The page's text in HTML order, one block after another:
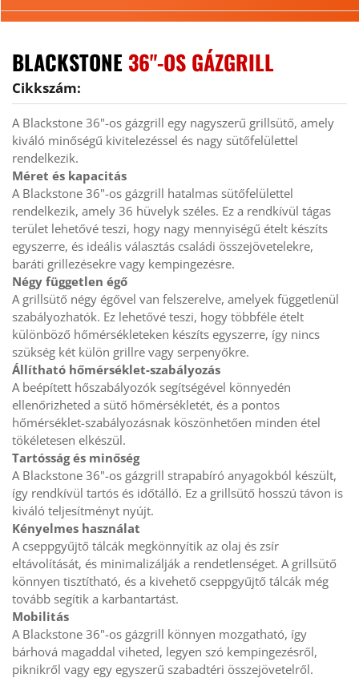
BLACKSTONE 36"-OS GÁZGRILL
Cikkszám:
A Blackstone 36"-os gázgrill egy nagyszerű grillsütő, amely
kiváló minőségű kivitelezéssel és nagy sütőfelülettel
rendelkezik.
Méret és kapacitás
A Blackstone 36"-os gázgrill hatalmas sütőfelülettel
rendelkezik, amely 36 hüvelyk széles. Ez a rendkívül tágas
terület lehetővé teszi, hogy nagy mennyiségű ételt készíts
egyszerre, és ideális választás családi összejövetelekre,
baráti grillezésekre vagy kempingezésre.
Négy független égő
A grillsütő négy égővel van felszerelve, amelyek függetlenül
szabályozhatók. Ez lehetővé teszi, hogy többféle ételt
különböző hőmérsékleteken készíts egyszerre, így nincs
szükség két külön grillre vagy serpenyőkre.
Állítható hőmérséklet-szabályozás
A beépített hőszabályozók segítségével könnyedén
ellenőrizheted a sütő hőmérsékletét, és a pontos
hőmérséklet-szabályozásnak köszönhetően minden étel
tökéletesen elkészül.
Tartósság és minőség
A Blackstone 36"-os gázgrill strapabíró anyagokból készült,
így rendkívül tartós és időtálló. Ez a grillsütő hosszú távon is
kiváló teljesítményt nyújt.
Kényelmes használat
A cseppgyűjtő tálcák megkönnyítik az olaj és zsír
eltávolítását, és minimalizálják a rendetlenséget. A grillsütő
könnyen tisztítható, és a kivehető cseppgyűjtő tálcák még
tovább segítik a karbantartást.
Mobilitás
A Blackstone 36"-os gázgrill könnyen mozgatható, így
bárhová magaddal viheted, legyen szó kempingezésről,
piknikről vagy egy egyszerű szabadtéri összejövetelről.